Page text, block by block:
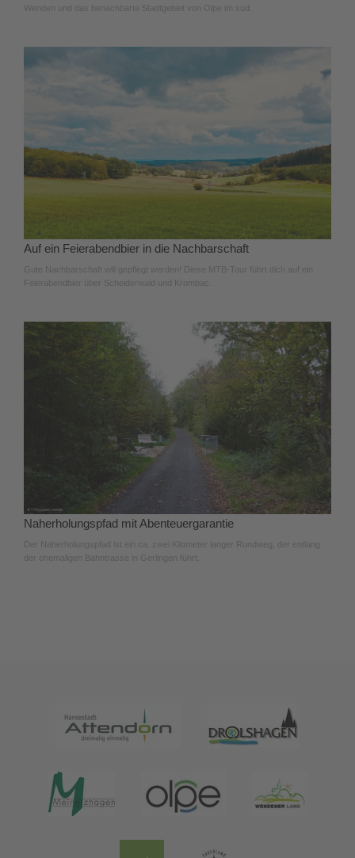
Wenden und das benachbarte Stadtgebiet von Olpe im süd.
Auf ein Feierabendbier in die Nachbarschaft
Gute Nachbarschaft will gepflegt werden! Diese MTB-Tour führt dich auf ein
Feierabendbier über Scheiderwald und Krombac.
Naherholungspfad mit Abenteuergarantie
Der Naherholungspfad ist ein ca. zwei Kilometer langer Rundweg, der entlang
der ehemaligen Bahntrasse in Gerlingen führt.